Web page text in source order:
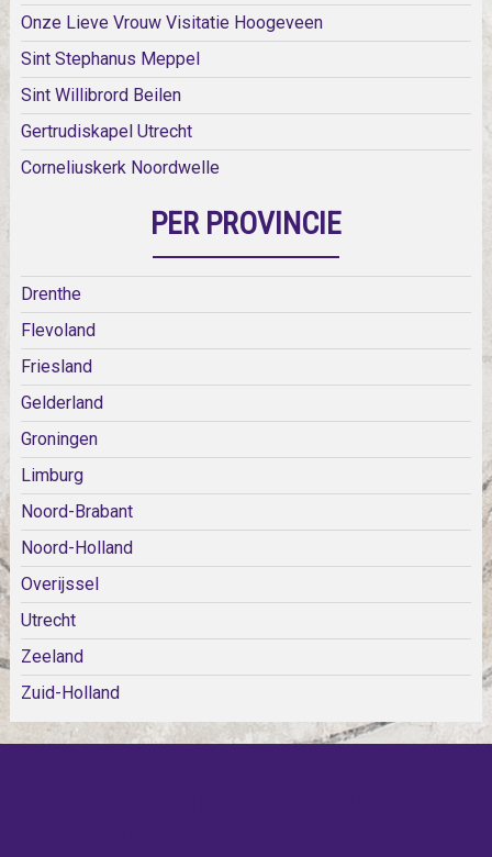
Onze Lieve Vrouw Visitatie Hoogeveen
Sint Stephanus Meppel
Sint Willibrord Beilen
Gertrudiskapel Utrecht
Corneliuskerk Noordwelle
PER PROVINCIE
Drenthe
Flevoland
Friesland
Gelderland
Groningen
Limburg
Noord-Brabant
Noord-Holland
Overijssel
Utrecht
Zeeland
Zuid-Holland